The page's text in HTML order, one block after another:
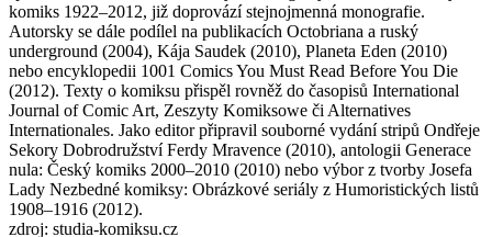
komiks 1922–2012, již doprovází stejnojmenná monografie.
Autorsky se dále podílel na publikacích Octobriana a ruský
underground (2004), Kája Saudek (2010), Planeta Eden (2010)
nebo encyklopedii 1001 Comics You Must Read Before You Die
(2012). Texty o komiksu přispěl rovněž do časopisů International
Journal of Comic Art, Zeszyty Komiksowe či Alternatives
Internationales. Jako editor připravil souborné vydání stripů Ondřeje
Sekory Dobrodružství Ferdy Mravence (2010), antologii Generace
nula: Český komiks 2000–2010 (2010) nebo výbor z tvorby Josefa
Lady Nezbedné komiksy: Obrázkové seriály z Humoristických listů
1908–1916 (2012).
zdroj: studia-komiksu.cz